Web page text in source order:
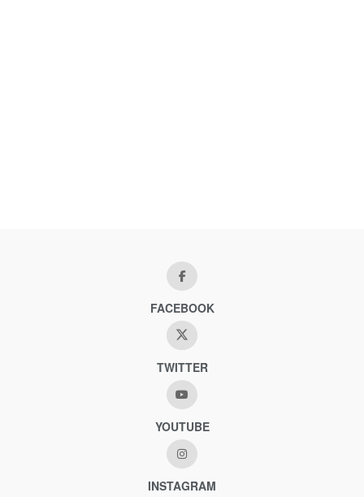
FACEBOOK
TWITTER
YOUTUBE
INSTAGRAM